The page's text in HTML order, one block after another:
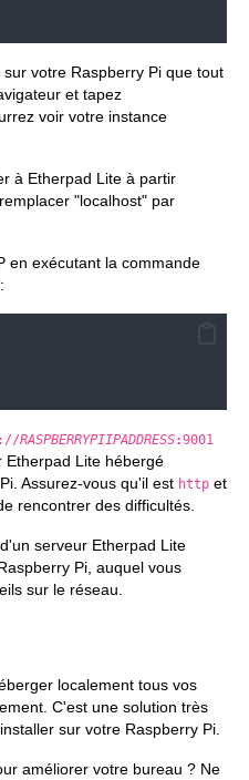
votre Raspberry Pi que tout
et tapez
voir votre instance
à Etherpad Lite à partir
"localhost" par
en exécutant la commande
RASPBERRYPIIPADDRESS:9001
Etherpad Lite hébergé
Assurez-vous qu'il est http et
rencontrer des difficultés.
serveur Etherpad Lite
Pi, auquel vous
sur le réseau.
localement tous vos
C'est une solution très
sur votre Raspberry Pi.
améliorer votre bureau ? Ne